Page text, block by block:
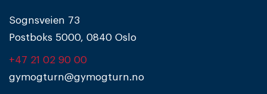
Sognsveien 73
Postboks 5000, 0840 Oslo
+47 21 02 90 00
gymogturn@gymogturn.no